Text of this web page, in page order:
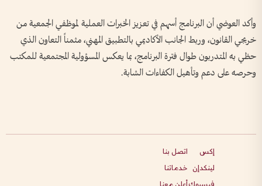
وأكد العوضي أن البرنامج أسهم في تعزيز الخبرات العملية لموظفي الجمعية من
خريجي القانون، وربط الجانب الأكاديمي بالتطبيق المهني، مثمناً التعاون الذي
حظي به المتدربون طوال فترة البرنامج، بما يعكس المسؤولية المجتمعية للمكتب
وحرصه على دعم وتأهيل الكفاءات الشابة.
إكس
لينكدإن
فيسبوك
اتصل بنا
خدماتنا
أعلن معنا